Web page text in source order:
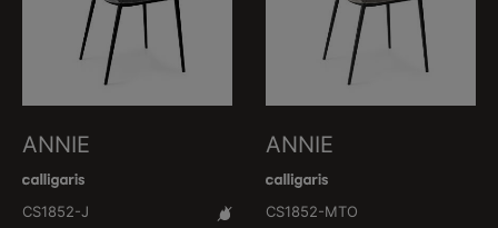
ANNIE
CS1852-J
ANNIE
CS1852-MTO